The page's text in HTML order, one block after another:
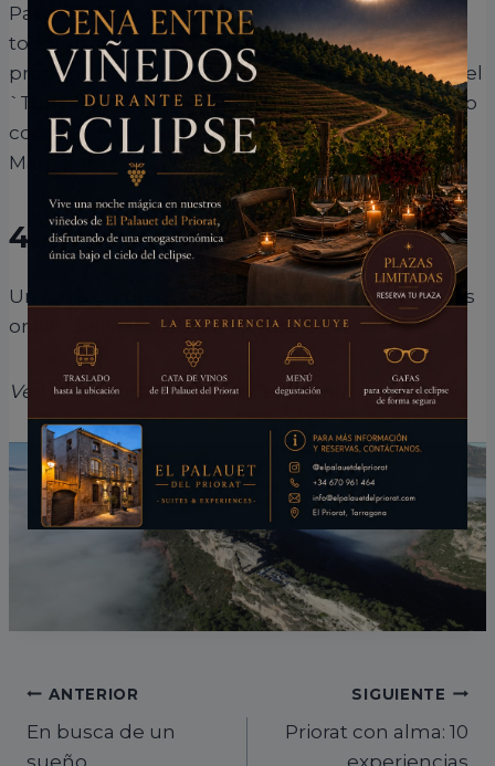
Paisajes de ensueño descubrirás a bordo de un
todoterreno clásico. El Palauet del Priorat te
propone perder la noción del tiempo haciendo el
`Tom al Montsant ´, llegar a pueblos de encanto
como Esccaladei, La Cartoixa, Siurana, Prades,
Margalef…
4. Dormir en el Priorat
Un oasis en una casa con encanto te espera a las
orillas del Magestuoso Montsant.
Ven i descubre el Palauet del Priorat.
Navegación
de
ANTERIOR
En busca de un
SIGUIENTE
Priorat con alma: 10
Esto se cerrará en16segundos